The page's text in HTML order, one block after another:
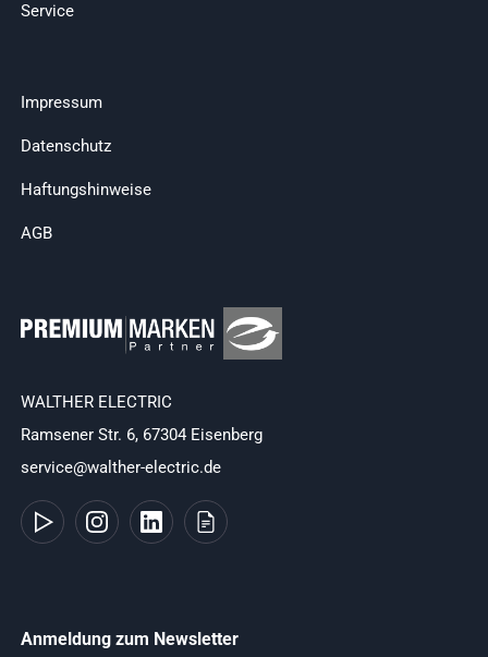
Service
Impressum
Datenschutz
Haftungshinweise
AGB
WALTHER ELECTRIC
Ramsener Str. 6, 67304 Eisenberg
service@walther-electric.de
Anmeldung zum Newsletter